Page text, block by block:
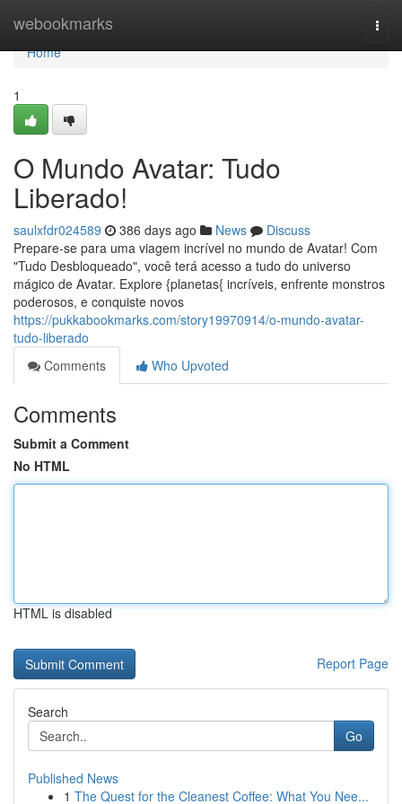
webookmarks
Home
Home
1
O Mundo Avatar: Tudo
Liberado!
saulxfdr024589 386 days ago News
Discuss
Prepare-se para uma viagem incrível no mundo de Avatar! Com
"Tudo Desbloqueado", você terá acesso a tudo do universo
mágico de Avatar. Explore {planetas{ incríveis, enfrente monstros
poderosos, e conquiste novos
https://pukkabookmarks.com/story19970914/o-mundo-avatar-
tudo-liberado
Comments
Who Upvoted
Comments
Submit a Comment
No HTML
HTML is disabled
Report Page
Search
Go
Published News
1 The Quest for the Cleanest Coffee: What You Nee...